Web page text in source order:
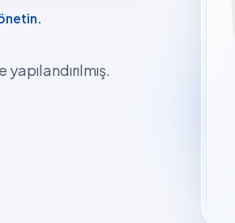
çalışın.